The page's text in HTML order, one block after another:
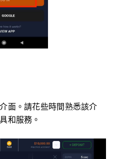
面。請花些時間熟悉該介
和服務。